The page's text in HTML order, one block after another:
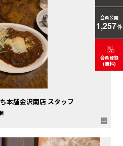
本舗金沢南店 スタッフ
会員公開
1,257件
会員登録
(無料)